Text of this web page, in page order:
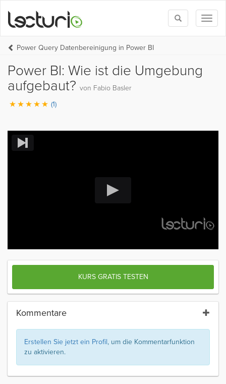
Toggle
search
Power Query Datenbereinigung in Power BI
Power BI: Wie ist die Umgebung
aufgebaut? von Fabio Basler
(1)
KURS GRATIS TESTEN
Kommentare
Erstellen Sie jetzt ein Profil, um die Kommentarfunktion
zu aktivieren.